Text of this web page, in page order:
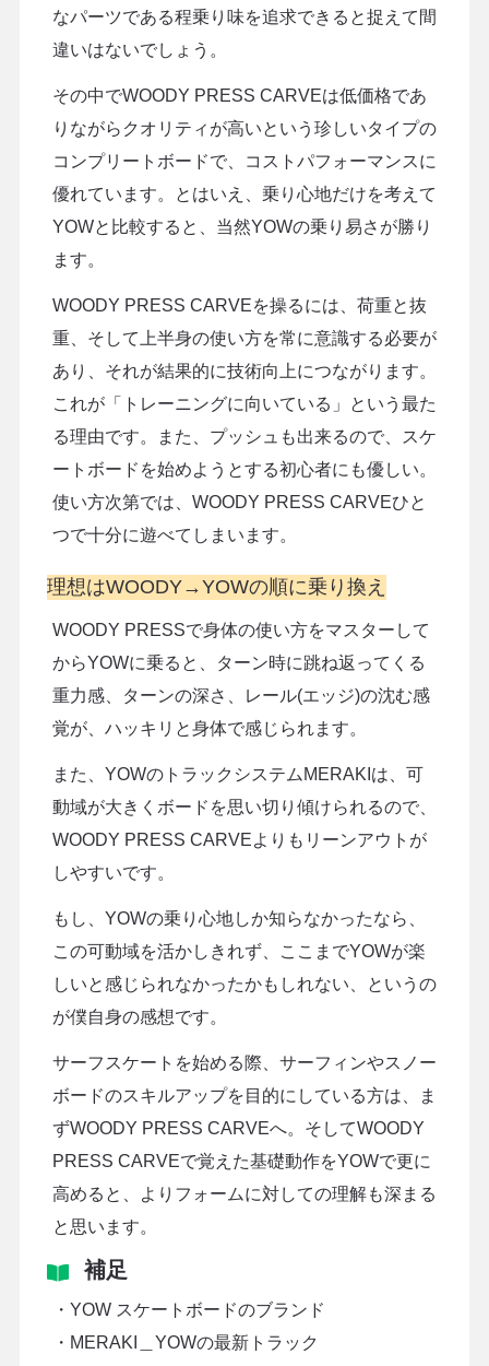
なパーツである程乗り味を追求できると捉えて間
違いはないでしょう。
その中でWOODY PRESS CARVEは低価格であ
りながらクオリティが高いという珍しいタイプの
コンプリートボードで、コストパフォーマンスに
優れています。とはいえ、乗り心地だけを考えて
YOWと比較すると、当然YOWの乗り易さが勝り
ます。
WOODY PRESS CARVEを操るには、荷重と抜
重、そして上半身の使い方を常に意識する必要が
あり、それが結果的に技術向上につながります。
これが「トレーニングに向いている」という最た
る理由です。また、プッシュも出来るので、スケ
ートボードを始めようとする初心者にも優しい。
使い方次第では、WOODY PRESS CARVEひと
つで十分に遊べてしまいます。
理想はWOODY→YOWの順に乗り換え
WOODY PRESSで身体の使い方をマスターして
からYOWに乗ると、ターン時に跳ね返ってくる
重力感、ターンの深さ、レール(エッジ)の沈む感
覚が、ハッキリと身体で感じられます。
また、YOWのトラックシステムMERAKIは、可
動域が大きくボードを思い切り傾けられるので、
WOODY PRESS CARVEよりもリーンアウトが
しやすいです。
もし、YOWの乗り心地しか知らなかったなら、
この可動域を活かしきれず、ここまでYOWが楽
しいと感じられなかったかもしれない、というの
が僕自身の感想です。
サーフスケートを始める際、サーフィンやスノー
ボードのスキルアップを目的にしている方は、ま
ずWOODY PRESS CARVEへ。そしてWOODY
PRESS CARVEで覚えた基礎動作をYOWで更に
高めると、よりフォームに対しての理解も深まる
と思います。
補足
・YOW スケートボードのブランド
・MERAKI＿YOWの最新トラック